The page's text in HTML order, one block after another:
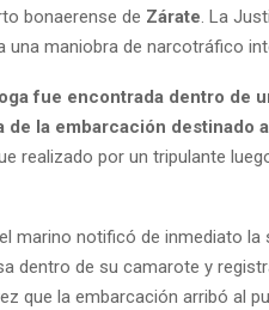
bonaerense de Zárate. La
maniobra de narcotráfico
fue encontrada dentro de
la embarcación destinado
realizado por un tripulante
marino notificó de inmediato la
dentro de su camarote y
que la embarcación arribó al